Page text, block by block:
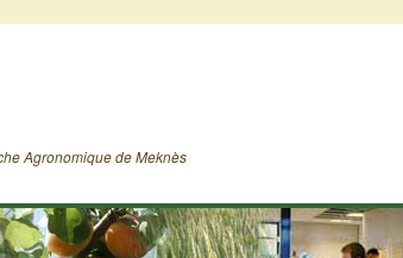
Agronomique de Meknès